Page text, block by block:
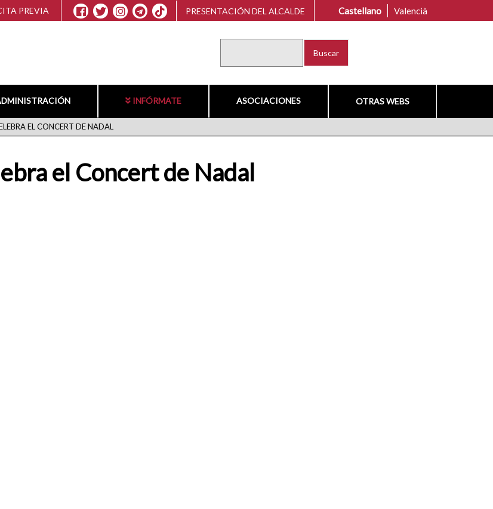
PREVIA PRESENTACIÓN DEL ALCALDE Castellano Valencià
INFÓRMATE ASOCIACIONES OTRAS WEBS
EL CONCERT DE NADAL
el Concert de Nadal